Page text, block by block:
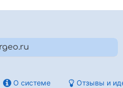
О системе Отзывы и